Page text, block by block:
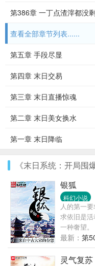
第386章 一丁点渣滓都没
查看全部章节列表......
第五章 手段尽显
第四章 末日交易
第三章 末日直播惊魂
第二章 末日美女换水
第一章 末日降临
《末日系统：开局囤
银狐
科幻小说
人的第一
求依旧是
一种奢望
然不能触碰
在地狱里
狱里相杀
最新： 第
灵气复